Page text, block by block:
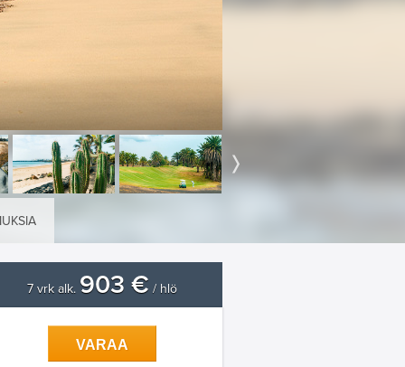
7 vrk alk. 903 € / hlö
VARAA